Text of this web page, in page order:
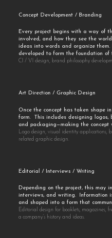
Concept Development / Branding
Every project begins with a way of
involved, and how they see the
ideas into words and organize them.
developed to form the foundation of
CI / VI design, brand philosophy
Art Direction / Graphic Design
Once the concept has taken shape
form. This includes designing logos,
and packaging—making the concept
Logo design, visual identity applications,
related graphic design.
Editorial / Interviews / Writing
Depending on the project, this may
interviews, and writing. Information
and shaped into a form that
Editorial design for booklets, magazines,
a company’s history and ideas.